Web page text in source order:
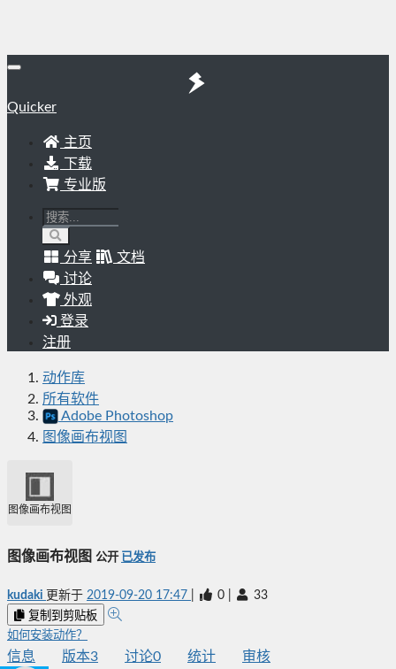
Quicker
主页
下载
专业版
分享
文档
讨论
外观
登录
注册
动作库
所有软件
Adobe Photoshop
图像画布视图
图像画布视图
图像画布视图 公开 已发布
kudaki 更新于 2019-09-20 17:47 0 33
复制到剪贴板
如何安装动作？
信息 版本3 讨论0 统计 审核